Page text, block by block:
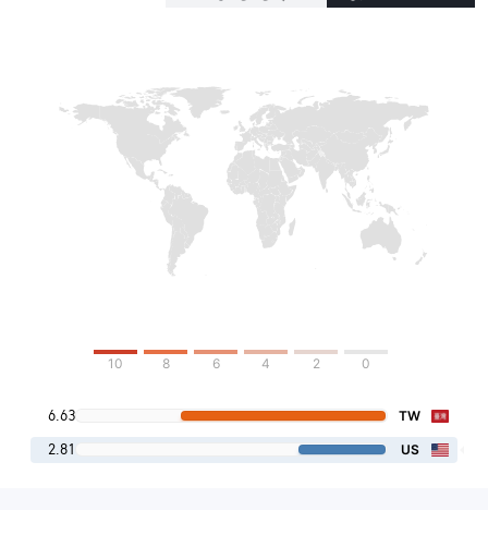
0
2
4
6
8
10
TW
6.63
US
2.81